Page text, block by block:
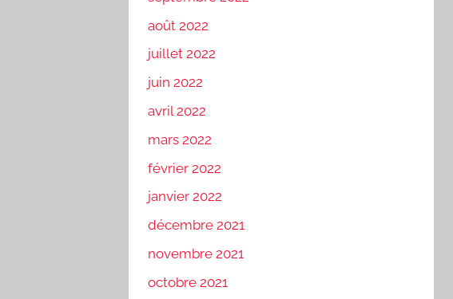
août 2022
juillet 2022
juin 2022
avril 2022
mars 2022
février 2022
janvier 2022
décembre 2021
novembre 2021
octobre 2021